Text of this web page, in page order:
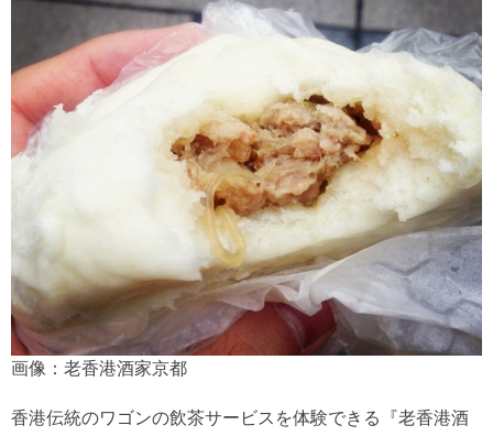
画像：老香港酒家京都
香港伝統のワゴンの飲茶サービスを体験できる『老香港酒